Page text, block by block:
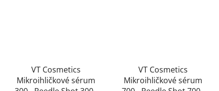
VT Cosmetics
Mikroihličkové sérum
VT Cosmetics
Mikroihličkové sérum